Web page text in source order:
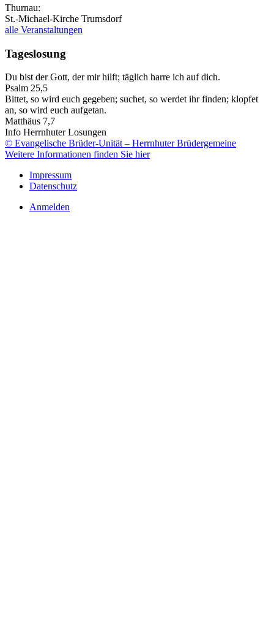
Thurnau:
St.-Michael-Kirche Trumsdorf
alle Veranstaltungen
Tageslosung
Du bist der Gott, der mir hilft; täglich harre ich auf dich.
Psalm 25,5
Bittet, so wird euch gegeben; suchet, so werdet ihr finden; klopfet
an, so wird euch aufgetan.
Matthäus 7,7
Info Herrnhuter Losungen
© Evangelische Brüder-Unität – Herrnhuter Brüdergemeine
Weitere Informationen finden Sie hier
Impressum
Datenschutz
Anmelden